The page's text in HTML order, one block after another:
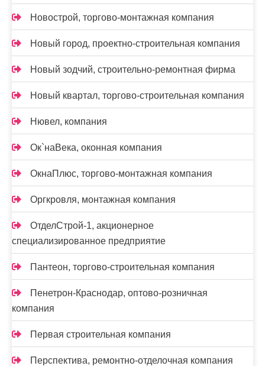
Новострой, торгово-монтажная компания
Новый город, проектно-строительная компания
Новый зодчий, строительно-ремонтная фирма
Новый квартал, торгово-строительная компания
Нювел, компания
Ок`наВека, оконная компания
ОкнаПлюс, торгово-монтажная компания
Оргкровля, монтажная компания
ОтделСтрой-1, акционерное
специализированное предприятие
Пантеон, торгово-строительная компания
Пенетрон-Краснодар, оптово-розничная
компания
Первая строительная компания
Перспектива, ремонтно-отделочная компания